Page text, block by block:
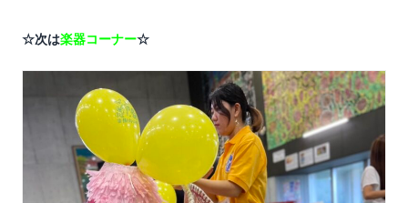
☆次は楽器コーナー☆